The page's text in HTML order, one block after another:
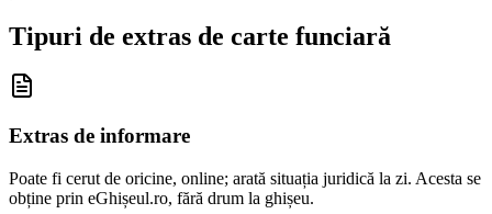
Tipuri de extras de carte funciară
Extras de informare
Poate fi cerut de oricine, online; arată situația juridică la zi. Acesta se
obține prin eGhișeul.ro, fără drum la ghișeu.